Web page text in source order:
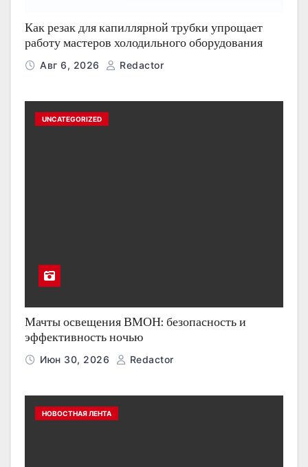
Как резак для капиллярной трубки упрощает
работу мастеров холодильного оборудования
Авг 6, 2026 Redactor
UNCATEGORIZED
Мачты освещения ВМОН: безопасность и
эффективность ночью
Июн 30, 2026 Redactor
НОВОСТНАЯ ЛЕНТА